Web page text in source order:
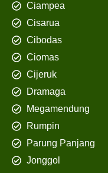
Ciampea
Cisarua
Cibodas
Ciomas
Cijeruk
Dramaga
Megamendung
Rumpin
Parung Panjang
Jonggol